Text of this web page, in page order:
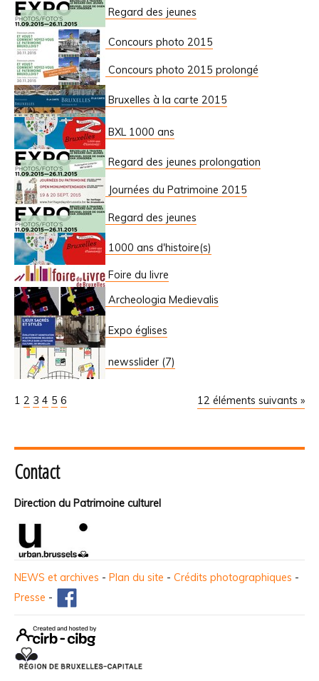
Regard des jeunes
Concours photo 2015
Concours photo 2015 prolongé
Bruxelles à la carte 2015
BXL 1000 ans
Regard des jeunes prolongation
Journées du Patrimoine 2015
Regard des jeunes
1000 ans d'histoire(s)
Foire du livre
Archeologia Medievalis
Expo églises
newsslider (7)
12 éléments suivants »
1 2 3 4 5 6
Contact
Direction du Patrimoine culturel
NEWS et archives - Plan du site - Crédits photographiques -
Presse -